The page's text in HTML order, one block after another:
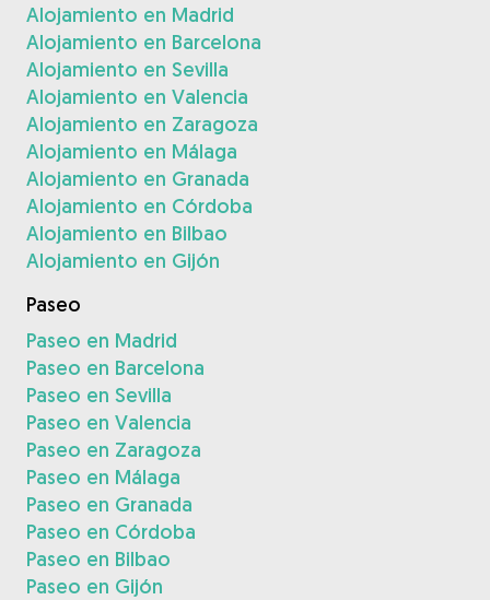
Alojamiento en Madrid
Alojamiento en Barcelona
Alojamiento en Sevilla
Alojamiento en Valencia
Alojamiento en Zaragoza
Alojamiento en Málaga
Alojamiento en Granada
Alojamiento en Córdoba
Alojamiento en Bilbao
Alojamiento en Gijón
Paseo
Paseo en Madrid
Paseo en Barcelona
Paseo en Sevilla
Paseo en Valencia
Paseo en Zaragoza
Paseo en Málaga
Paseo en Granada
Paseo en Córdoba
Paseo en Bilbao
Paseo en Gijón